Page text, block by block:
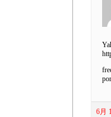
6月